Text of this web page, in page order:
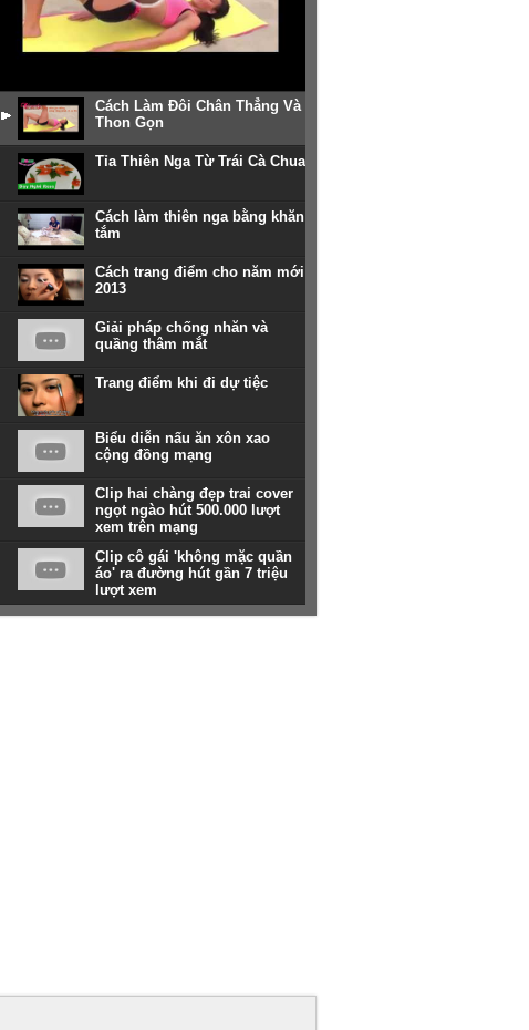
Cách Làm Đôi Chân Thẳng Và
Thon Gọn
Tỉa Thiên Nga Từ Trái Cà Chua
Cách làm thiên nga bằng khăn
tắm
Cách trang điểm cho năm mới
2013
Giải pháp chống nhăn và
quầng thâm mắt
Trang điểm khi đi dự tiệc
Biểu diễn nấu ăn xôn xao
cộng đồng mạng
Clip hai chàng đẹp trai cover
ngọt ngào hút 500.000 lượt
xem trên mạng
Clip cô gái 'không mặc quần
áo' ra đường hút gần 7 triệu
lượt xem